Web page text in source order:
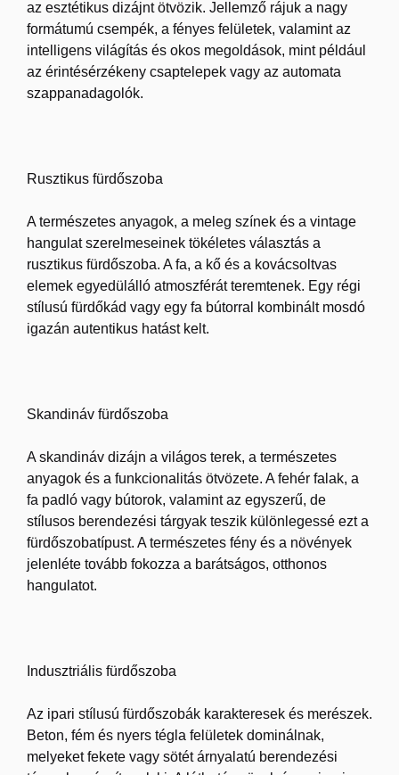
az esztétikus dizájnt ötvözik. Jellemző rájuk a nagy
formátumú csempék, a fényes felületek, valamint az
intelligens világítás és okos megoldások, mint például
az érintésérzékeny csaptelepek vagy az automata
szappanadagolók.
Rusztikus fürdőszoba
A természetes anyagok, a meleg színek és a vintage
hangulat szerelmeseinek tökéletes választás a
rusztikus fürdőszoba. A fa, a kő és a kovácsoltvas
elemek egyedülálló atmoszférát teremtenek. Egy régi
stílusú fürdőkád vagy egy fa bútorral kombinált mosdó
igazán autentikus hatást kelt.
Skandináv fürdőszoba
A skandináv dizájn a világos terek, a természetes
anyagok és a funkcionalitás ötvözete. A fehér falak, a
fa padló vagy bútorok, valamint az egyszerű, de
stílusos berendezési tárgyak teszik különlegessé ezt a
fürdőszobatípust. A természetes fény és a növények
jelenléte tovább fokozza a barátságos, otthonos
hangulatot.
Indusztriális fürdőszoba
Az ipari stílusú fürdőszobák karakteresek és merészek.
Beton, fém és nyers tégla felületek dominálnak,
melyeket fekete vagy sötét árnyalatú berendezési